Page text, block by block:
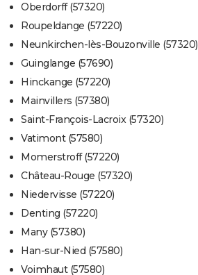
Oberdorff (57320)
Roupeldange (57220)
Neunkirchen-lès-Bouzonville (57320)
Guinglange (57690)
Hinckange (57220)
Mainvillers (57380)
Saint-François-Lacroix (57320)
Vatimont (57580)
Momerstroff (57220)
Château-Rouge (57320)
Niedervisse (57220)
Denting (57220)
Many (57380)
Han-sur-Nied (57580)
Voimhaut (57580)